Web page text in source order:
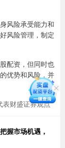
风险承受能力和
风险管理，制定
配资，但同时也
优势和风险，并
表财盛证券观点
握市场机遇，